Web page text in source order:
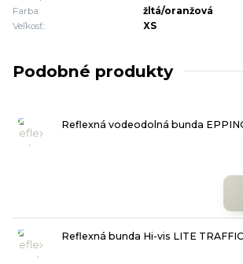
Farba:
žltá/oranžová
Veľkosť:
XS
Podobné produkty
Reflexná vodeodolná bunda
Reflexná bunda Hi-vis LITE